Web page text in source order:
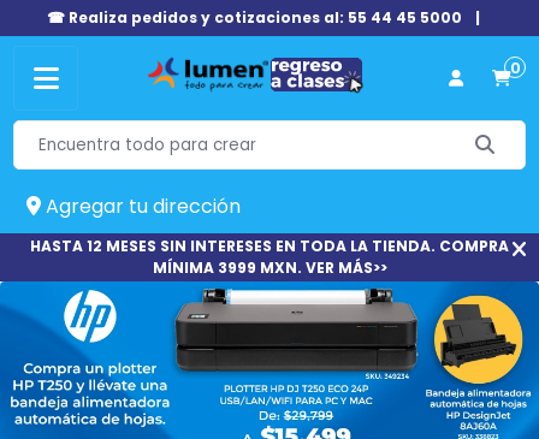
☎ Realiza pedidos y cotizaciones al: 55 44 45 5000 |
0
Agregar tu dirección
HASTA 12 MESES SIN INTERESES EN TODA LA TIENDA. COMPRA
MÍNIMA 3999 MXN. VER MÁS>>